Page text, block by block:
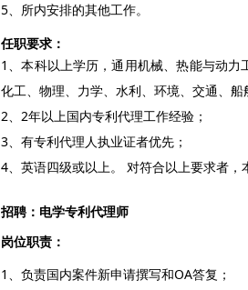
5、所内安排的其他工作。
任职要求：
1、本科以上学历，通用机械、热能与动力
化工、物理、力学、水利、环境、交通、
2、2年以上国内专利代理工作经验；
3、有专利代理人执业证者优先；
4、英语四级或以上。 对符合以上要求者，
招聘：电学专利代理师
岗位职责：
1、负责国内案件新申请撰写和OA答复；